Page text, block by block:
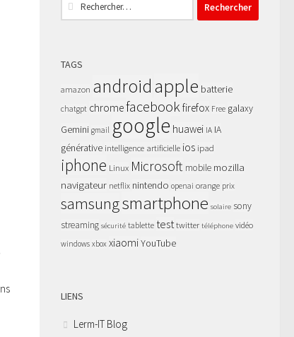
TAGS
amazon androidapple batterie
chatgpt chromefacebookfirefox Free galaxy
Gemini gmail google huawei IA IA
générative intelligence artificielle ios ipad
iphone Linux Microsoft mobile mozilla
navigateur netflix nintendo openai orange prix
samsungsmartphone solaire sony
streaming sécurité tablette testtwitter téléphone vidéo
windows xbox xiaomiYouTube
LIENS
Lerm-IT Blog